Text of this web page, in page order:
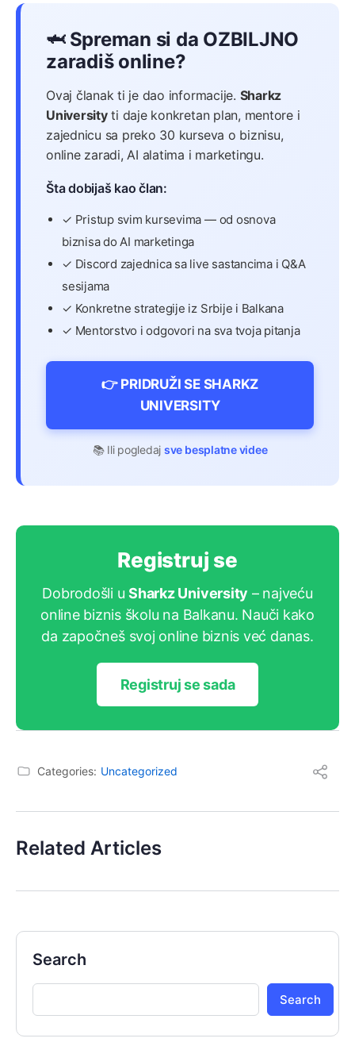
🦈 Spreman si da OZBILJNO
zaradiš online?
Ovaj članak ti je dao informacije. Sharkz
Universityti daje konkretan plan, mentore i
zajednicu sa preko 30 kurseva o biznisu,
online zaradi, AI alatima i marketingu.
Šta dobijaš kao član:
✓ Pristup svim kursevima — od osnova
biznisa do AI marketinga
✓ Discord zajednica sa live sastancima i Q&A
sesijama
✓ Konkretne strategije iz Srbije i Balkana
✓ Mentorstvo i odgovori na sva tvoja pitanja
👉 PRIDRUŽI SE SHARKZ
UNIVERSITY
📚 Ili pogledaj sve besplatne videe
Registruj se
Dobrodošli uSharkz University – najveću
online biznis školu na Balkanu. Nauči kako
da započneš svoj online biznis već danas.
Registruj se sada
Categories: Uncategorized
Related Articles
Search
Search